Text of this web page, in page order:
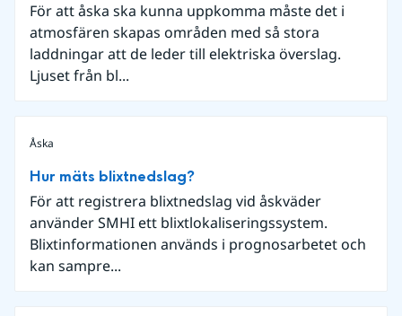
För att åska ska kunna uppkomma måste det i
atmosfären skapas områden med så stora
laddningar att de leder till elektriska överslag.
Ljuset från bl...
Åska
Hur mäts blixtnedslag?
För att registrera blixtnedslag vid åskväder
använder SMHI ett blixtlokaliseringssystem.
Blixtinformationen används i prognosarbetet och
kan sampre...